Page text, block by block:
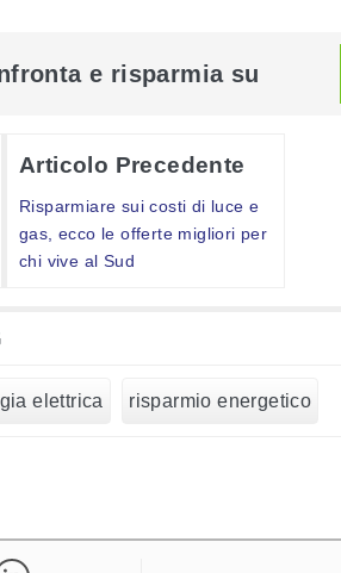
e risparmia su
Articolo Precedente
Risparmiare sui costi di luce e
gas, ecco le offerte migliori per
chi vive al Sud
elettrica risparmio energetico